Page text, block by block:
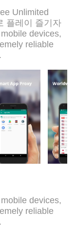
Unlimited
플레이 즐기자
devices,
reliable
devices,
reliable